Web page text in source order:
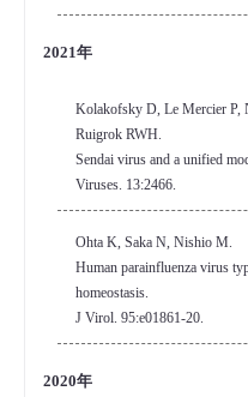
2021年
Kolakofsky D, Le Mercier P,
Ruigrok RWH.
Sendai virus and a unified
Viruses. 13:2466.
Ohta K, Saka N, Nishio M.
Human parainfluenza virus
homeostasis.
J Virol. 95:e01861-20.
2020年